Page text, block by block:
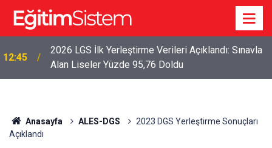
12:45
2026 LGS İlk Yerleştirme Verileri Açıklandı: Sınavla
Alan Liseler Yüzde 95,76 Doldu
Anasayfa ALES-DGS
2023 DGS Yerleştirme Sonuçları
Açıklandı